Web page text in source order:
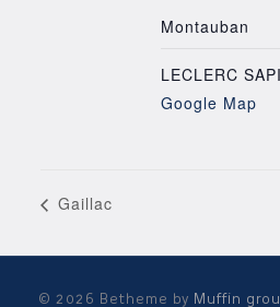
Montauban
LECLERC
Google Map
Gaillac
© 2026 Betheme by Muffin